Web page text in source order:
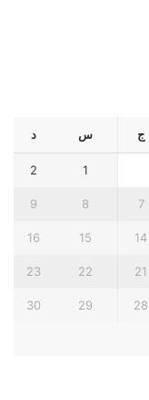
ج س د
1
2
7
8
9
14
15
16
21
22
23
28
29
30